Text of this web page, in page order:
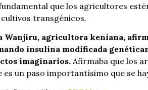
que los agricultores
transgénicos.
Wanjiru, agricultora keniana,
insulina modificada
imaginarios. Afirmaba que los
es un paso importantísimo que se